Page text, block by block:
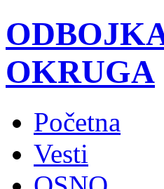
OKRUGA
Početna
Vesti